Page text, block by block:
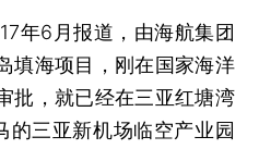
6月报道，由海航集团
填海项目，刚在国家海洋
批，就已经在三亚红塘湾
的三亚新机场临空产业园